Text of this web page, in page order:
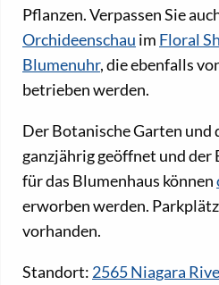
Pflanzen. Verpassen Sie
Orchideenschau im Floral
Blumenuhr, die ebenfalls
betrieben werden.
Der Botanische Garten und
ganzjährig geöffnet und
für das Blumenhaus können
erworben werden.
vorhanden.
Standort: 2565 Niagara